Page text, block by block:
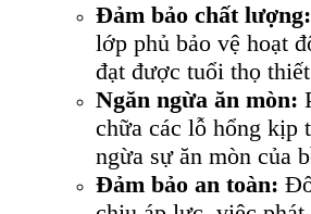
Đảm bảo chất lượng:
lớp phủ bảo vệ hoạt
đạt được tuổi thọ
Ngăn ngừa ăn mòn:
chữa các lỗ hổng kịp
ngừa sự ăn mòn của
Đảm bảo an toàn: